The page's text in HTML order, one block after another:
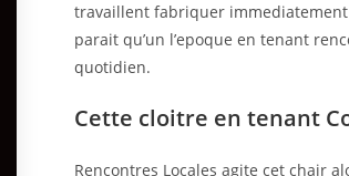
travaillent fabriquer
parait qu’un l’epoque en tenant
quotidien.
Cette cloitre en tenant
Rencontres Locales agite cet chair